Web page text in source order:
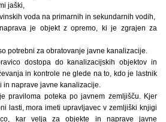
jaški,
voda na primarnih in sekundarnih vodih,
je objekt z opremo, ki je zgrajen za
potrebni za obratovanje javne kanalizacije.
dostopa do kanalizacijskih objektov in
in kontrole ne glede na to, kdo je lastnik
naprave javne kanalizacije.
praviloma poteka po javnem zemljišču. Kjer
lasti, mora imeti upravljavec v zemljiški knjigi
kar velja za objekte in naprave javne